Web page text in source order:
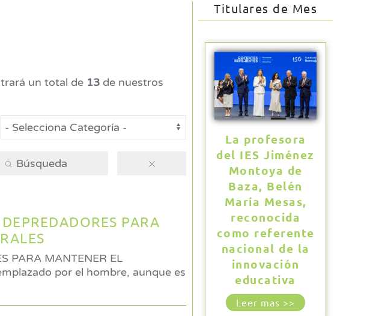
un total de 13 de nuestros
Búsqueda
PARA
PARA MANTENER EL
Titulares de Mes
La profesora
del IES Jiménez
Montoya de
Baza, Belén
María Mesas,
reconocida
como referente
nacional de la
innovación
educativa
Leer mas >>